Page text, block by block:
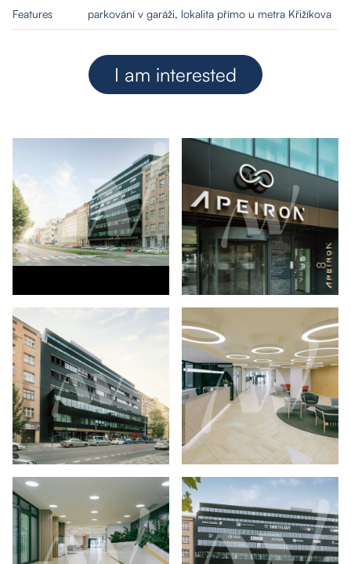
Features parkování v garáži, lokalita přímo u metra Křižíkova
I am interested